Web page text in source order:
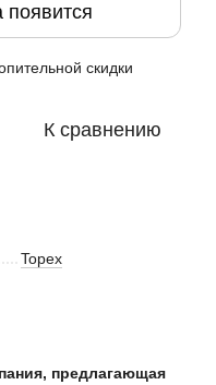
появится
скидки
К сравнению
Topex
предлагающая